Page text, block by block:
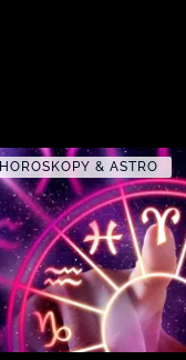
HOROSKOPY & ASTRO